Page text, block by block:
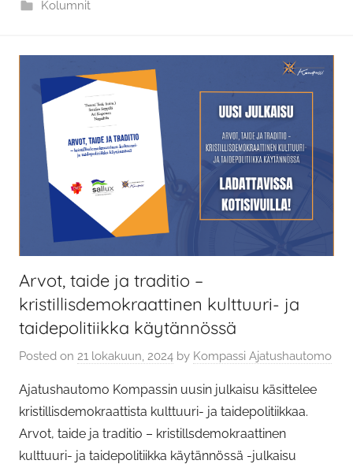
Kolumnit
Arvot, taide ja traditio –
kristillisdemokraattinen kulttuuri- ja
taidepolitiikka käytännössä
Posted on 21 lokakuun, 2024 by Kompassi Ajatushautomo
Ajatushautomo Kompassin uusin julkaisu käsittelee
kristillisdemokraattista kulttuuri- ja taidepolitiikkaa.
Arvot, taide ja traditio – kristillsdemokraattinen
kulttuuri- ja taidepolitiikka käytännössä -julkaisu